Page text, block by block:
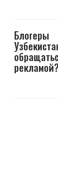
Блогеры
рекламой?